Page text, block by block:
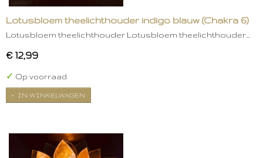
Lotusbloem theelichthouder indigo blauw (Chakra 6)
Lotusbloem theelichthouder Lotusbloem theelichthouder…
€ 12,99
✓ Op voorraad
IN WINKELWAGEN